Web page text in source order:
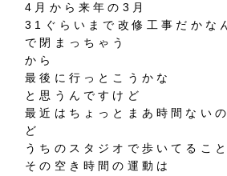
4月から来年の3月
31ぐらいまで改修工事だかな
で閉まっちゃう
から
最後に行っとこうかな
と思うんですけど
最近はちょっとまあ時間ない
ど
うちのスタジオで歩いてるこ
その空き時間の運動は